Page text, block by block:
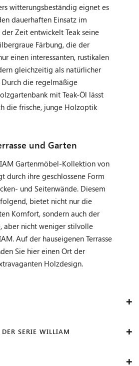
witterungsbeständig eignet es
dauerhaften Einsatz im
Zeit entwickelt Teak seine
Färbung, die der
einen interessanten, rustikalen
gleichzeitig als natürlicher
die regelmäßige
mit Teak-Öl lässt
die frische, junge Holzoptik
und Garten
Gartenmöbel-Kollektion von
durch ihre geschlossene Form
und Seitenwände. Diesem
bietet nicht nur die
Komfort, sondern auch der
aber nicht weniger stilvolle
Auf der hauseigenen Terrasse
Sie hier einen Ort der
Holzdesign.
SERIE WILLIAM